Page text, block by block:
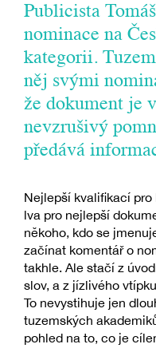
Publicista
nominace na
kategorii.
něj svými
že dokument je
nevzrušivý
předává
Nejlepší kvalifikací
lva pro nejlepší
někoho, kdo se
začínat komentář o
takhle. Ale stačí z
slov, a z jízlivého
To nevystihuje jen
tuzemských
pohled na to, co je